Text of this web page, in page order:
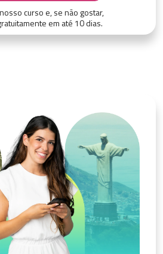
curso e, se não gostar,
em até 10 dias.